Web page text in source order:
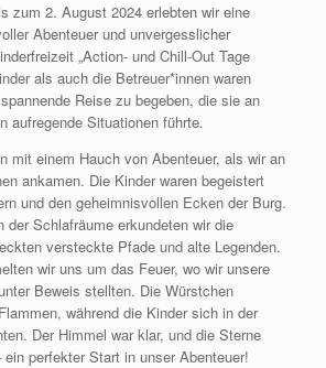
zum 2. August 2024 erlebten wir eine
Abenteuer und unvergesslicher
„Action- und Chill-Out Tage
als auch die Betreuer*innen waren
Reise zu begeben, die sie an
aufregende Situationen führte.
mit einem Hauch von Abenteuer, als wir an
ankamen. Die Kinder waren begeistert
und den geheimnisvollen Ecken der Burg.
der Schlafräume erkundeten wir die
versteckte Pfade und alte Legenden.
wir uns um das Feuer, wo wir unsere
Beweis stellten. Die Würstchen
während die Kinder sich in der
Der Himmel war klar, und die Sterne
perfekter Start in unser Abenteuer!